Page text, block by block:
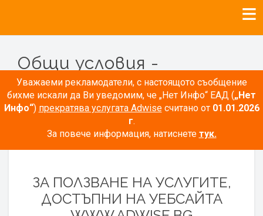
Уважаеми рекламодатели, с настоящото съобщение
бихме искали да Ви уведомим, че „Нет Инфо“ ЕАД („Нет
Инфо“) прекратява услугата Adwiseсчитано от 01.01.2026
г.
За повече информация, натиснете тук.
Общи условия -
Рекламодатели
ОБЩИ УСЛОВИЯ
ЗА ПОЛЗВАНЕ НА УСЛУГИТЕ,
ДОСТЪПНИ НА УЕБСАЙТА